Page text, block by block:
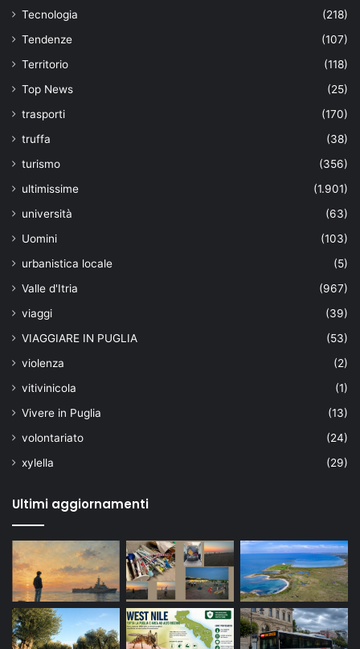
Tecnologia
(218)
Tendenze
(107)
Territorio
(118)
Top News
(25)
trasporti
(170)
truffa
(38)
turismo
(356)
ultimissime
(1.901)
università
(63)
Uomini
(103)
urbanistica locale
(5)
Valle d'Itria
(967)
viaggi
(39)
VIAGGIARE IN PUGLIA
(53)
violenza
(2)
vitivinicola
(1)
Vivere in Puglia
(13)
volontariato
(24)
xylella
(29)
Ultimi aggiornamenti